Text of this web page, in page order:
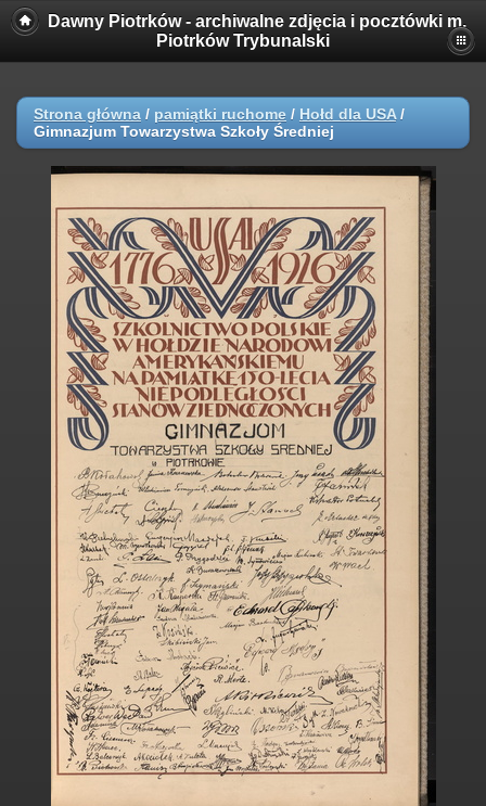
Dawny Piotrków - archiwalne zdjęcia i pocztówki m.
Piotrków Trybunalski
Strona główna / pamiątki ruchome / Hołd dla USA/
Gimnazjum Towarzystwa Szkoły Średniej